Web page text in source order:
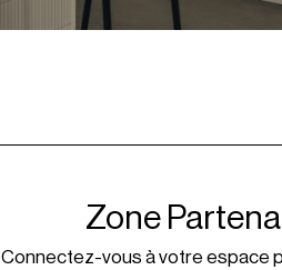
Zone
Connectez-vous à votre espace